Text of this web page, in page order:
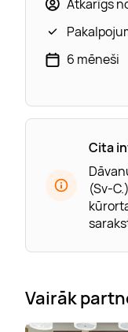
Atkarīgs
6 mēneši
Cita
(Sv-
Vairāk